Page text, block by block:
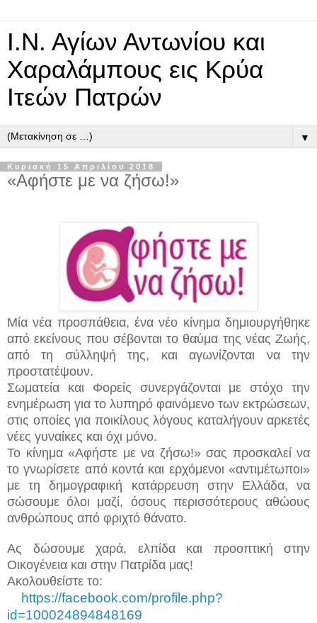
Ι.Ν. Αγίων Αντωνίου και
Χαραλάμπους εις Κρύα
Ιτεών Πατρών
▼
Κυριακή 15 Απριλίου 2018
«Αφήστε με να ζήσω!»
Μία νέα προσπάθεια, ένα νέο κίνημα δημιουργήθηκε
από εκείνους που σέβονται το θαύμα της νέας Ζωής,
από τη σύλληψή της, και αγωνίζονται να την
προστατέψουν.
Σωματεία και Φορείς συνεργάζονται με στόχο την
ενημέρωση για το λυπηρό φαινόμενο των εκτρώσεων,
στις οποίες για ποικίλους λόγους καταλήγουν αρκετές
νέες γυναίκες και όχι μόνο.
Το κίνημα «Αφήστε με να ζήσω!» σας προσκαλεί να
το γνωρίσετε από κοντά και ερχόμενοι «αντιμέτωποι»
με τη δημογραφική κατάρρευση στην Ελλάδα, να
σώσουμε όλοι μαζί, όσους περισσότερους αθώους
ανθρώπους από φριχτό θάνατο.
Ας δώσουμε χαρά, ελπίδα και προοπτική στην
Οικογένεια και στην Πατρίδα μας!
Ακολουθείστε το:
https://facebook.com/profile.php?
id=100024894848169